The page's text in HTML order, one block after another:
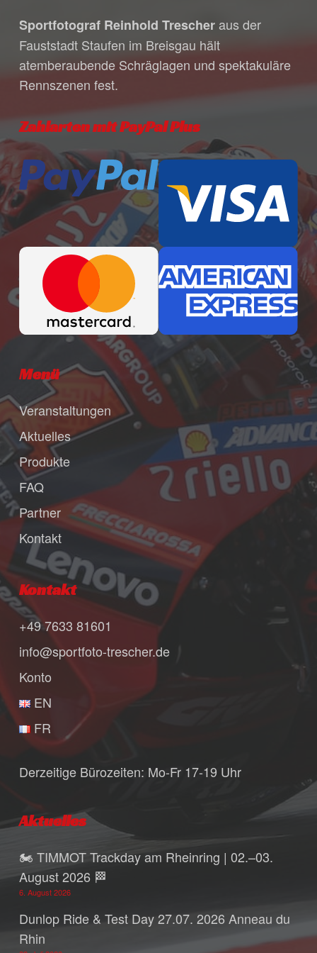
Zahlungsmodalitäten während unserer
Bürozeiten. Bitte habe dafür Verständnis,
dass unser Öffnungszeiten in den
Sommermonaten variieren, da wir häufig
sind.
Sportfotograf Reinhold Trescheraus der
Fauststadt Staufen im Breisgau hält
atemberaubende Schräglagen und spektakuläre
Rennszenen fest.
Zahlarten mit PayPal Plus
Menü
Veranstaltungen
Aktuelles
Produkte
FAQ
Partner
Kontakt
Kontakt
+49 7633 81601
info@sportfoto-trescher.de
Konto
EN
FR
Derzeitige Bürozeiten: Mo-Fr 17-19 Uhr
Aktuelles
🏍️ TIMMOT Trackday am Rheinring | 02.–03.
August 2026 🏁
6. August 2026
Dunlop Ride & Test Day 27.07. 2026 Anneau du
Rhin